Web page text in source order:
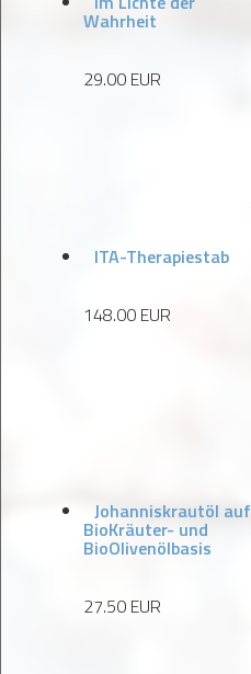
Wahrheit
29.00 EUR
ITA-Therapiestab
148.00 EUR
Johanniskrautöl auf
BioKräuter- und
BioOlivenölbasis
27.50 EUR